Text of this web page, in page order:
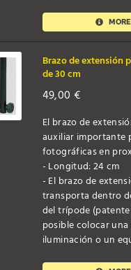
Brazo de extensión
de 30 cm
49,00 €
El brazo de
auxiliar importante
fotográficas en
- Longitud: 24 cm
- El brazo de
transporta dentro
del trípode
posible colocar
iluminación o un